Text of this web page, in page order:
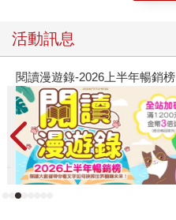
活動訊息
閱讀漫遊錄-2026上半年暢銷榜